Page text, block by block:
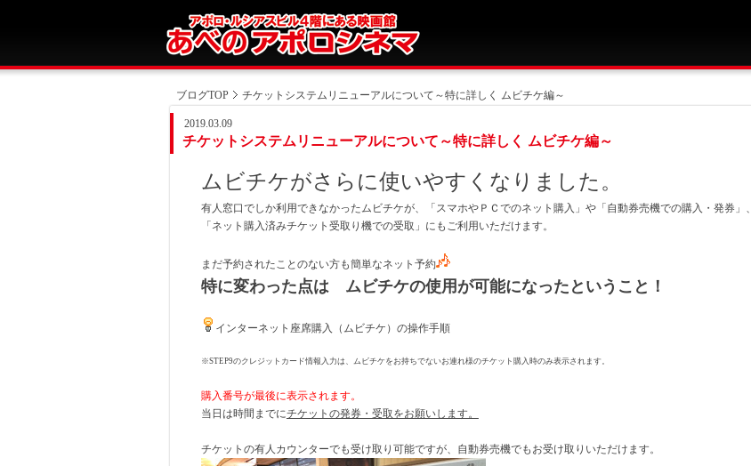
ブログTOP チケットシステムリニューアルについて～特に詳しく ムビチケ編～
チケットシステムリニューアルについて～特に詳しく ムビチケ編～
2019.03.09
ムビチケがさらに使いやすくなりました。
有人窓口でしか利用できなかったムビチケが、「スマホやＰＣでのネット購入」や「自動券売機での購入・発券」、
「ネット購入済みチケット受取り機での受取」にもご利用いただけます。
まだ予約されたことのない方も簡単なネット予約
特に変わった点は ムビチケの使用が可能になったということ！
インターネット座席購入（ムビチケ）の操作手順
※STEP9のクレジットカード情報入力は、ムビチケをお持ちでないお連れ様のチケット購入時のみ表示されます。
購入番号が最後に表示されます。
当日は時間までにチケットの発券・受取をお願いします。
チケットの有人カウンターでも受け取り可能ですが、自動券売機でもお受け取りいただけます。